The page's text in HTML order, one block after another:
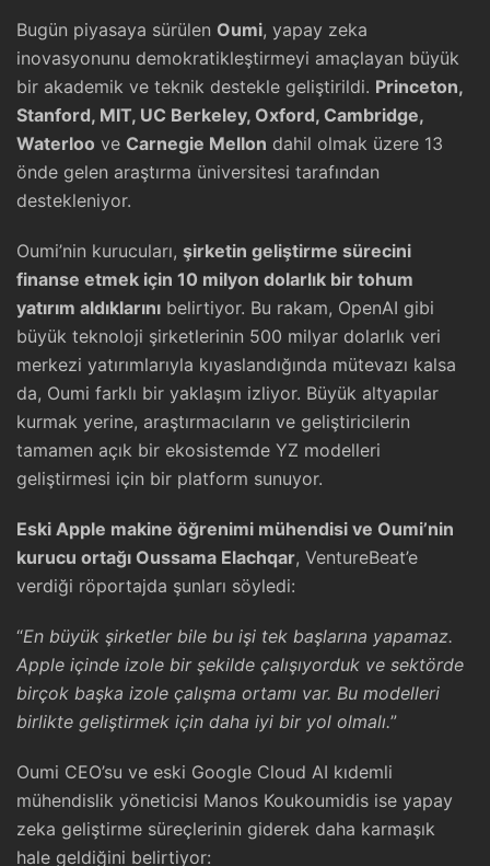
Bugün piyasaya sürülen Oumi, yapay zeka
inovasyonunu demokratikleştirmeyi amaçlayan büyük
bir akademik ve teknik destekle geliştirildi. Princeton,
Stanford, MIT, UC Berkeley, Oxford, Cambridge,
Waterloo ve Carnegie Mellon dahil olmak üzere 13
önde gelen araştırma üniversitesi tarafından
destekleniyor.
Oumi’nin kurucuları, şirketin geliştirme sürecini
finanse etmek için 10 milyon dolarlık bir tohum
yatırım aldıklarını belirtiyor. Bu rakam, OpenAI gibi
büyük teknoloji şirketlerinin 500 milyar dolarlık veri
merkezi yatırımlarıyla kıyaslandığında mütevazı kalsa
da, Oumi farklı bir yaklaşım izliyor. Büyük altyapılar
kurmak yerine, araştırmacıların ve geliştiricilerin
tamamen açık bir ekosistemde YZ modelleri
geliştirmesi için bir platform sunuyor.
Eski Apple makine öğrenimi mühendisi ve Oumi’nin
kurucu ortağı Oussama Elachqar, VentureBeat’e
verdiği röportajda şunları söyledi:
“En büyük şirketler bile bu işi tek başlarına yapamaz.
Apple içinde izole bir şekilde çalışıyorduk ve sektörde
birçok başka izole çalışma ortamı var. Bu modelleri
birlikte geliştirmek için daha iyi bir yol olmalı.”
Oumi CEO’su ve eski Google Cloud AI kıdemli
mühendislik yöneticisi Manos Koukoumidis ise yapay
zeka geliştirme süreçlerinin giderek daha karmaşık
hale geldiğini belirtiyor: